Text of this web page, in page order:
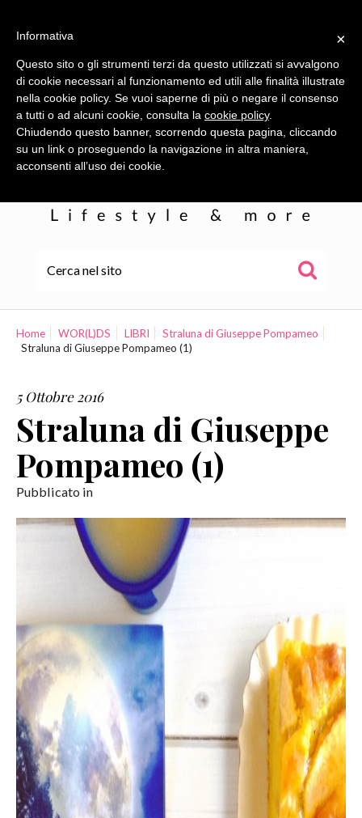
WOR(L)DS
COLLABORAZIONI
CONTATTI
Home WOR(L)DS LIBRI
Straluna di Giuseppe Pompameo
Straluna di Giuseppe Pompameo (1)
5 Ottobre 2016
Straluna di Giuseppe
Pompameo (1)
Pubblicato in
×
Informativa
Questo sito o gli strumenti terzi da questo utilizzati si avvalgono
di cookie necessari al funzionamento ed utili alle finalità illustrate
nella cookie policy. Se vuoi saperne di più o negare il consenso
a tutti o ad alcuni cookie, consulta la cookie policy.
Chiudendo questo banner, scorrendo questa pagina, cliccando
su un link o proseguendo la navigazione in altra maniera,
acconsenti all’uso dei cookie.